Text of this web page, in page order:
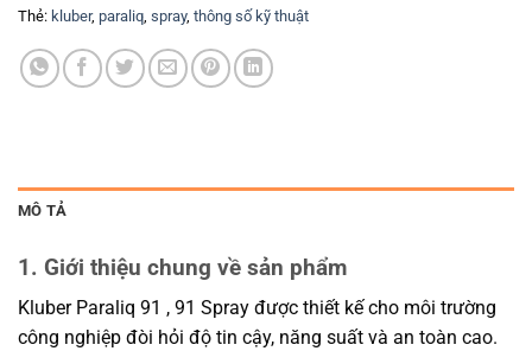
Thẻ: kluber, paraliq spray, thông số kỹ thuật
MÔ TẢ
1. Giới thiệu chung về sản phẩm
Kluber Paraliq 91 , 91 Spray được thiết kế cho môi trường
công nghiệp đòi hỏi độ tin cậy, năng suất và an toàn cao.